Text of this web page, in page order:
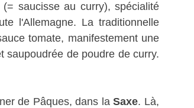
saucisse au curry), spécialité
l'Allemagne. La traditionnelle
tomate, manifestement une
saupoudrée de poudre de curry.
de Pâques, dans laSaxe. Là,